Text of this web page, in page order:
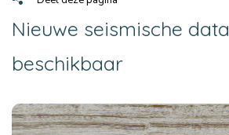
Nieuwe seismische data
beschikbaar